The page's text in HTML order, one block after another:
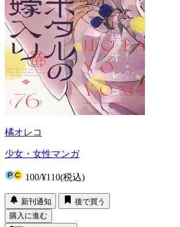
橘オレコ
少女・女性マンガ
100/¥110(税込)
新刊通知
後で買う
購入に進む